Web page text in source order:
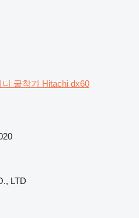
니 굴착기 Hitachi dx60
LTD